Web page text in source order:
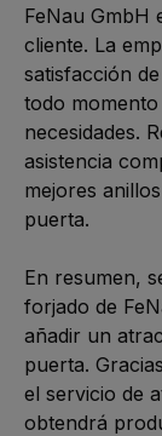
FeNau GmbH
cliente. La
satisfacción
todo
necesidades.
asistencia
mejores
puerta.
En resumen,
forjado de
añadir un
puerta.
el servicio de
obtendrá